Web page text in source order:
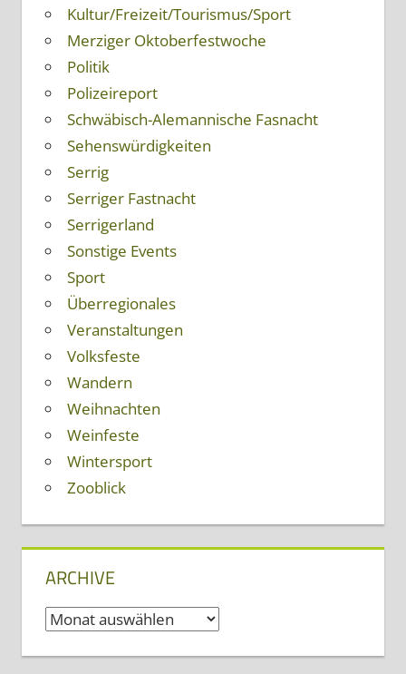
Kultur/Freizeit/Tourismus/Sport
Merziger Oktoberfestwoche
Politik
Polizeireport
Schwäbisch-Alemannische Fasnacht
Sehenswürdigkeiten
Serrig
Serriger Fastnacht
Serrigerland
Sonstige Events
Sport
Überregionales
Veranstaltungen
Volksfeste
Wandern
Weihnachten
Weinfeste
Wintersport
Zooblick
ARCHIVE
Archive